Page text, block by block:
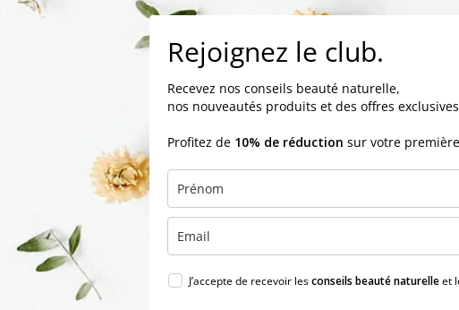
Rejoignez le club.
Recevez nos conseils beauté naturelle,
nos nouveautés produits et des offres
Profitez de 10% de réduction sur votre
J’accepte de recevoir lesconseils beauté naturelleet